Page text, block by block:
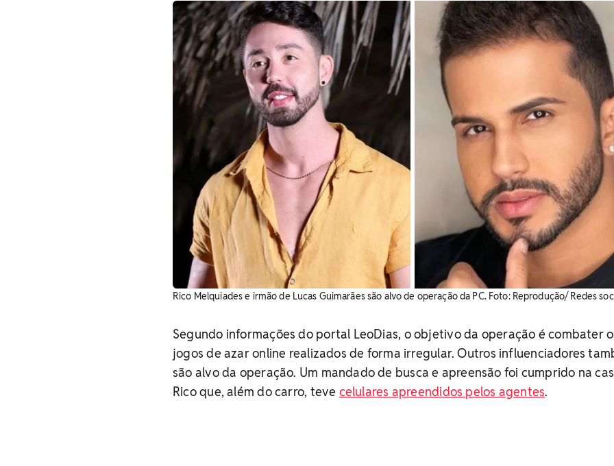
Rico Melquiades e irmão de Lucas Guimarães são alvo de operação da PC. Foto: Reprodução/ Redes
Segundo informações do portal LeoDias, o objetivo da operação é combater
jogos de azar online realizados de forma irregular. Outros influenciadores
são alvo da operação. Um mandado de busca e apreensão foi cumprido na
Rico que, além do carro, teve celulares apreendidos pelos agentes.